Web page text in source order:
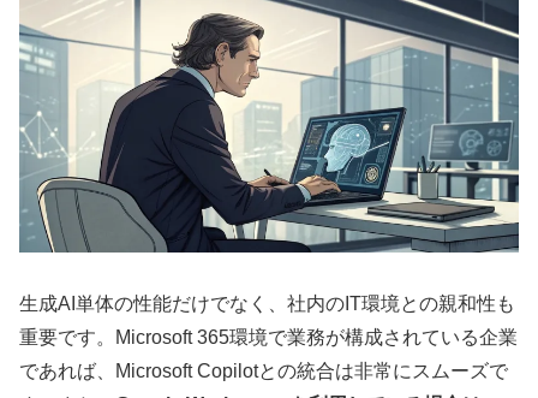
生成AI単体の性能だけでなく、社内のIT環境との親和性も
重要です。Microsoft 365環境で業務が構成されている企業
であれば、Microsoft Copilotとの統合は非常にスムーズで